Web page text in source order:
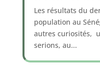
Les résultats du
population au
autres curiosités,
serions, au...